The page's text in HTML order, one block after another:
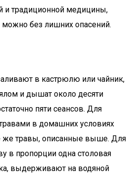
и традиционной медицины,
можно без лишних опасений.
в кастрюлю или чайник,
и дышат около десяти
пяти сеансов. Для
в домашних условиях
же травы, описанные выше. Для
в пропорции одна столовая
выдерживают на водяной